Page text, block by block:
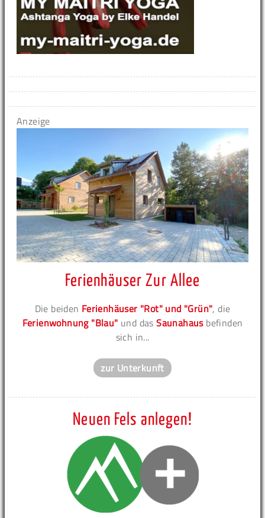
Anzeige
Ferienhäuser Zur Allee
Die beiden Ferienhäuser "Rot" und "Grün", die
Ferienwohnung "Blau" und dasSaunahausbefinden
sich in...
zur Unterkunft
Neuen Fels anlegen!